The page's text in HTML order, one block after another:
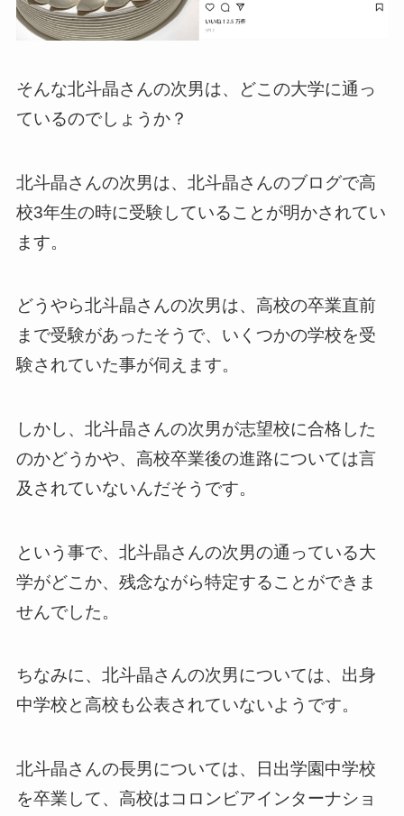
そんな北斗晶さんの次男は、どこの大学に通っ
ているのでしょうか？
北斗晶さんの次男は、北斗晶さんのブログで高
校3年生の時に受験していることが明かされてい
ます。
どうやら北斗晶さんの次男は、高校の卒業直前
まで受験があったそうで、いくつかの学校を受
験されていた事が伺えます。
しかし、北斗晶さんの次男が志望校に合格した
のかどうかや、高校卒業後の進路については言
及されていないんだそうです。
という事で、北斗晶さんの次男の通っている大
学がどこか、残念ながら特定することができま
せんでした。
ちなみに、北斗晶さんの次男については、出身
中学校と高校も公表されていないようです。
北斗晶さんの長男については、日出学園中学校
を卒業して、高校はコロンビアインターナショ